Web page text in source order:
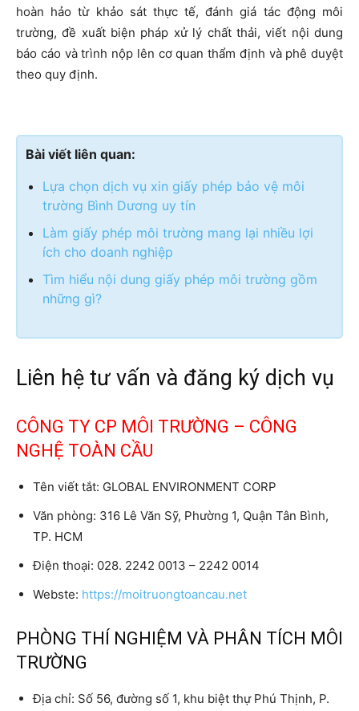
hoàn hảo từ khảo sát thực tế, đánh giá tác động môi
trường, đề xuất biện pháp xử lý chất thải, viết nội dung
báo cáo và trình nộp lên cơ quan thẩm định và phê duyệt
theo quy định.
Bài viết liên quan:
Lựa chọn dịch vụ xin giấy phép bảo vệ môi
trường Bình Dương uy tín
Làm giấy phép môi trường mang lại nhiều lợi
ích cho doanh nghiệp
Tìm hiểu nội dung giấy phép môi trường gồm
những gì?
Liên hệ tư vấn và đăng ký dịch vụ
CÔNG TY CP MÔI TRƯỜNG – CÔNG
NGHỆ TOÀN CẦU
Tên viết tắt: GLOBAL ENVIRONMENT CORP
Văn phòng: 316 Lê Văn Sỹ, Phường 1, Quận Tân Bình,
TP. HCM
Điện thoại: 028. 2242 0013 – 2242 0014
Webste: https://moitruongtoancau.net
PHÒNG THÍ NGHIỆM VÀ PHÂN TÍCH MÔI
TRƯỜNG
Địa chỉ: Số 56, đường số 1, khu biệt thự Phú Thịnh, P.